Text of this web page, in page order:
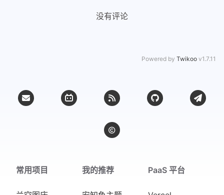
没有评论
Powered by Twikoo v1.7.11
常用项目 我的推荐 PaaS 平台